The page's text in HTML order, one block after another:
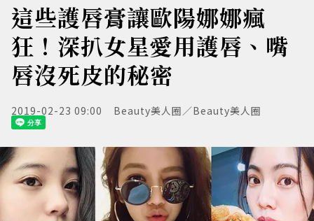
這些護唇膏讓歐陽娜娜瘋
狂！深扒女星愛用護唇、嘴
唇沒死皮的秘密
2019-02-23 09:00 Beauty美人圈／Beauty美人圈